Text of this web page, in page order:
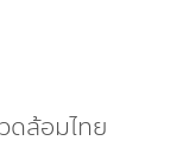
ดล้อมไทย